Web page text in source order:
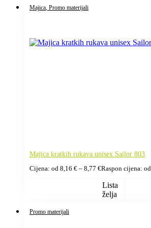
Majica, Promo materijali
Majica kratkih rukava unisex Sailor 803
Cijena: od 8,16 € – 8,77 €Raspon cijena:
Lista
želja
Promo materijali